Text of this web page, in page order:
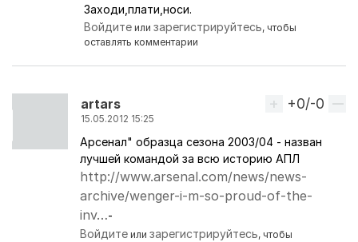
Заходи,плати,носи.
Войдите илизарегистрируйтесь, чтобы
оставлять комментарии
artars
15.05.2012 15:25
Вверх
+0/-0
Арсенал" образца сезона 2003/04 - назван
лучшей командой за всю историю АПЛ
http://www.arsenal.com/news/news-
archive/wenger-i-m-so-proud-of-the-
inv…-
Войдите илизарегистрируйтесь, чтобы